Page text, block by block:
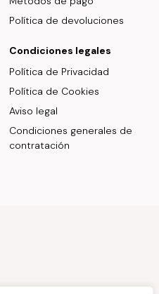
Política de devoluciones
Condiciones legales
Política de Privacidad
Política de Cookies
Aviso legal
Condiciones generales de
contratación